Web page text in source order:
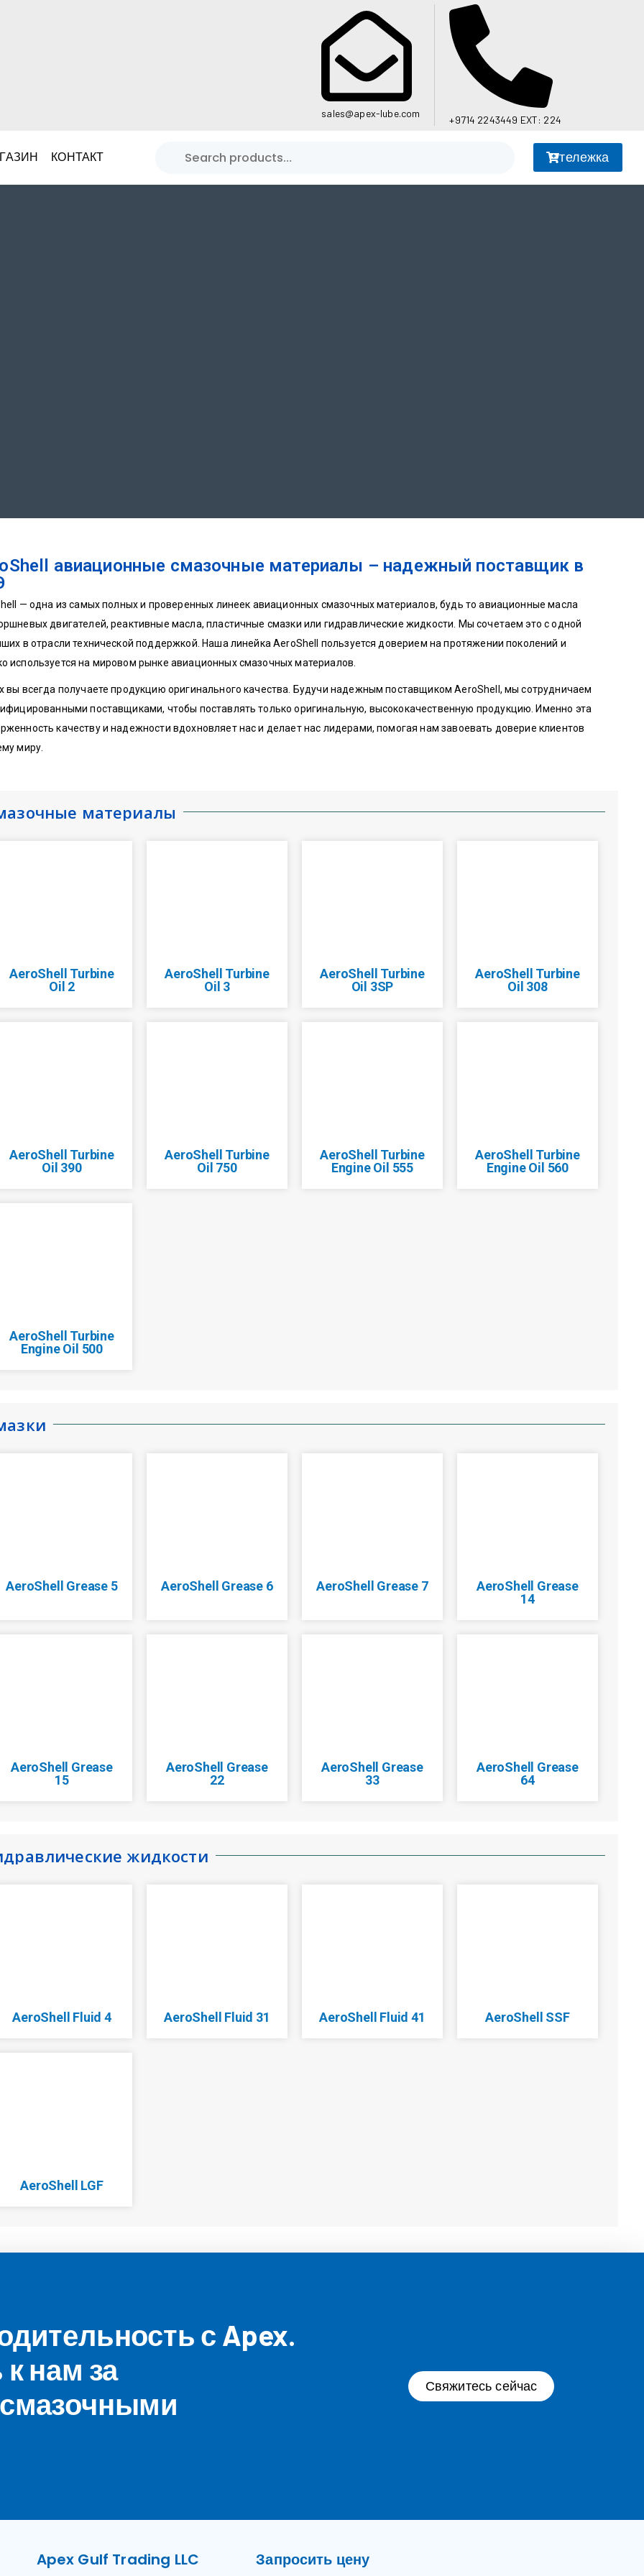
sales@apex-lube.com
+9714 2243449 EXT: 224
КОНТАКТ тележка
авиационные смазочные материалы – надежный поставщик в
— одна из самых полных и проверенных линеек авиационных смазочных материалов, будь то авиационные масла
двигателей, реактивные масла, пластичные смазки или гидравлические жидкости. Мы сочетаем это с одной
в отрасли технической поддержкой. Наша линейка AeroShell пользуется доверием на протяжении поколений и
используется на мировом рынке авиационных смазочных материалов.
вы всегда получаете продукцию оригинального качества. Будучи надежным поставщиком AeroShell, мы сотрудничаем
поставщиками, чтобы поставлять только оригинальную, высококачественную продукцию. Именно эта
качеству и надежности вдохновляет нас и делает нас лидерами, помогая нам завоевать доверие клиентов
миру.
материалы
AeroShell Turbine
Oil 2
AeroShell Turbine
Oil 3
AeroShell Turbine
Oil 3SP
AeroShell Turbine
Oil 308
AeroShell Turbine
Oil 390
AeroShell Turbine
Oil 750
AeroShell Turbine
Engine Oil 555
AeroShell Turbine
Engine Oil 560
AeroShell Turbine
Engine Oil 500
AeroShell Grease 5 AeroShell Grease 6 AeroShell Grease 7
AeroShell Grease
14
AeroShell Grease
15
AeroShell Grease
22
AeroShell Grease
33
AeroShell Grease
64
жидкости
AeroShell Fluid 4 AeroShell Fluid 31 AeroShell Fluid 41 AeroShell SSF
AeroShell LGF
с Apex.
нам за
Свяжитесь сейчас
Apex Gulf Trading LLC Запросить цену